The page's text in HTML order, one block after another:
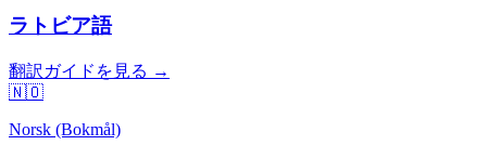
ラトビア語
翻訳ガイドを見る →
🇳🇴
Norsk (Bokmål)